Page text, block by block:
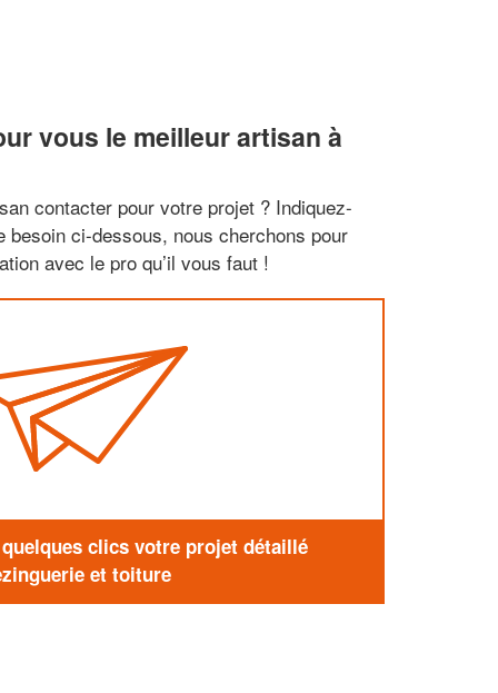
vous le meilleur artisan à
contacter pour votre projet ? Indiquez-
besoin ci-dessous, nous cherchons pour
avec le pro qu’il vous faut !
clics votre projet détaillé
et toiture